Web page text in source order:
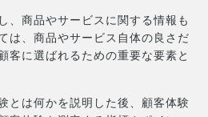
、商品やサービスに関する情報も
は、商品やサービス自体の良さだ
客に選ばれるための重要な要素と
とは何かを説明した後、顧客体験